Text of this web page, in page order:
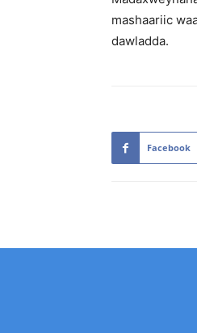
mashaariic
dawladda.
Facebook